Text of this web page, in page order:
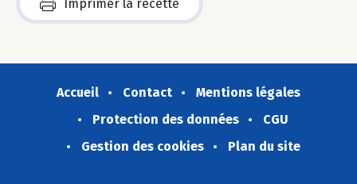
Imprimer la recette
Accueil Contact
Mentions légales
Protection des données
CGU
Gestion des cookies
Plan du site